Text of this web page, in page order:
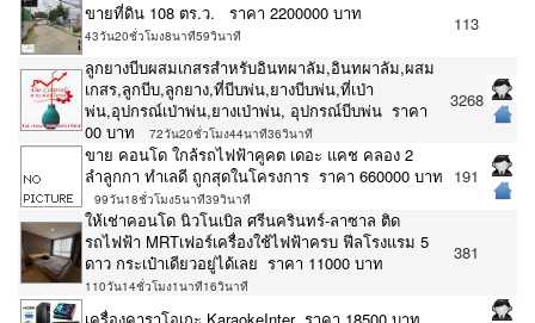
ขายที่ดิน 108 ตร.ว. ราคา 2200000 บาท
43วัน20ชั่วโมง8นาที59วินาที
113
ลูกยางบีบผสมเกสรสำหรับอินทผาลัม,อินทผาลัม,ผสม
เกสร,ลูกบีบ,ลูกยาง,ที่บีบพ่น,ยางบีบพ่น,ที่เป่า
พ่น,อุปกรณ์เป่าพ่น,ยางเป่าพ่น, อุปกรณ์บีบพ่น ราคา
00 บาท
72วัน20ชั่วโมง44นาที36วินาที
3268
ขาย คอนโด ใกล้รถไฟฟ้าคูคต เดอะ แคช คลอง 2
ลำลูกกา ทำเลดี ถูกสุดในโครงการ ราคา 660000 บาท
99วัน18ชั่วโมง5นาที39วินาที
191
ให้เช่าคอนโด นิวโนเบิล ศรีนครินทร์-ลาซาล ติด
รถไฟฟ้า MRTเฟอร์เครื่องใช้ไฟฟ้าครบ ฟีลโรงแรม 5
ดาว กระเป๋าเดียวอยู่ได้เลย ราคา 11000 บาท
110วัน14ชั่วโมง1นาที16วินาที
381